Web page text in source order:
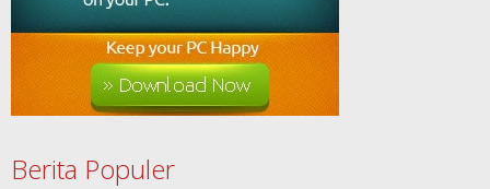
Berita Populer